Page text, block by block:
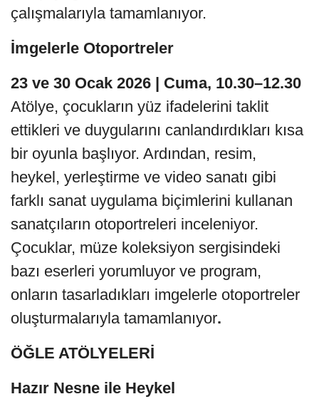
çalışmalarıyla tamamlanıyor.
İmgelerle Otoportreler
23 ve 30 Ocak 2026 | Cuma, 10.30–12.30
Atölye, çocukların yüz ifadelerini taklit
ettikleri ve duygularını canlandırdıkları kısa
bir oyunla başlıyor. Ardından, resim,
heykel, yerleştirme ve video sanatı gibi
farklı sanat uygulama biçimlerini kullanan
sanatçıların otoportreleri inceleniyor.
Çocuklar, müze koleksiyon sergisindeki
bazı eserleri yorumluyor ve program,
onların tasarladıkları imgelerle otoportreler
oluşturmalarıyla tamamlanıyor.
ÖĞLE ATÖLYELERİ
Hazır Nesne ile Heykel